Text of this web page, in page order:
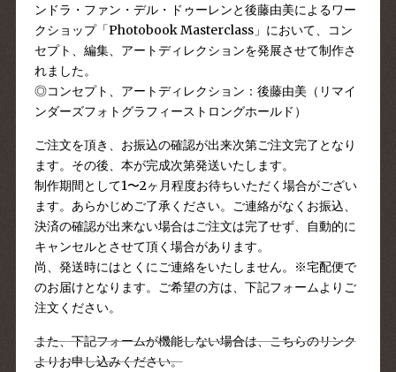
ンドラ・ファン・デル・ドゥーレンと後藤由美によるワー
クショップ「Photobook Masterclass」において、コン
セプト、編集、アートディレクションを発展させて制作さ
れました。
◎コンセプト、アートディレクション：後藤由美（リマイ
ンダーズフォトグラフィーストロングホールド）
ご注文を頂き、お振込の確認が出来次第ご注文完了となり
ます。その後、本が完成次第発送いたします。
制作期間として1〜2ヶ月程度お待ちいただく場合がござい
ます。あらかじめご了承ください。ご連絡がなくお振込、
決済の確認が出来ない場合はご注文は完了せず、自動的に
キャンセルとさせて頂く場合があります。
尚、発送時にはとくにご連絡をいたしません。※宅配便で
のお届けとなります。ご希望の方は、下記フォームよりご
注文ください。
また、下記フォームが機能しない場合は、こちらのリンク
よりお申し込みください。